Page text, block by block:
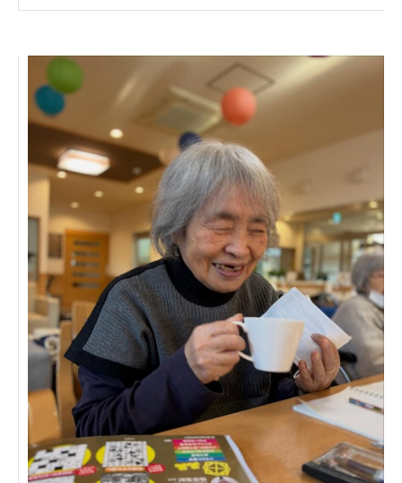
株式会社フラワーコミュニティ放送
Medicare Lead Japan
株式会社日本医科学研究所
特定非営利活動法人共生フォーラム
一般社団法人フードラボジャパン
特定非営利活動法人日本医療福祉機構
株式会社アメックファーマシー
株式会社エネクト 株式会社 G.com R＆M
海外
海外グループ会社
美迪克（上海）商务咨询有限公司
共生（大連）商務諮詢有限公司
台灣善合股份有限公司